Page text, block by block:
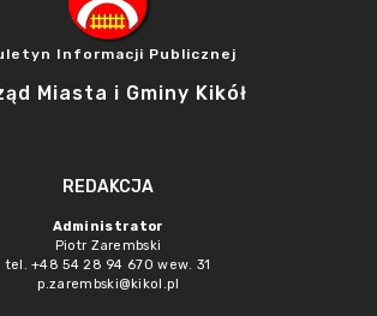
Informacji Publicznej
Miasta i Gminy Kikół
REDAKCJA
Administrator
Piotr Zarembski
tel. +48 54 28 94 670 wew. 31
p.zarembski@kikol.pl